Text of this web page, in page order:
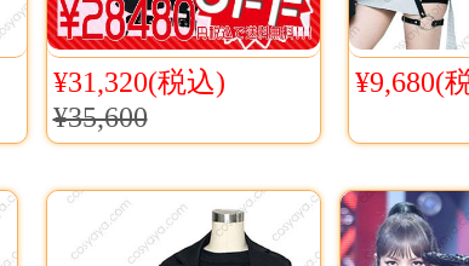
¥31,320(税込)
¥35,600
¥9,680(